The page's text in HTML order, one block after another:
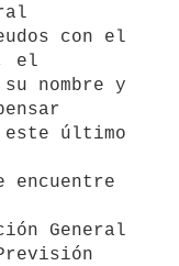
con el
el
nombre y
este último
encuentre
General